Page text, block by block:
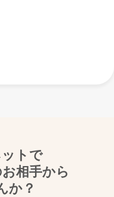
トで
相手から
か？